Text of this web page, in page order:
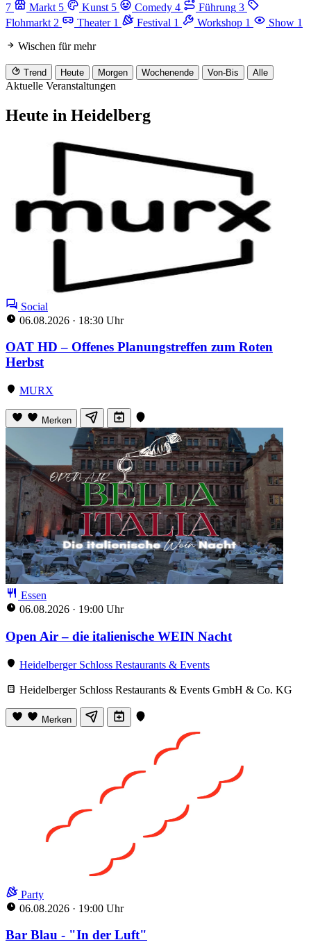
7
Markt 5 Kunst 5 Comedy 4 Führung 3
Flohmarkt 2 Theater 1 Festival 1 Workshop 1 Show 1
Wischen für mehr
Trend Heute Morgen Wochenende Von-Bis Alle
Aktuelle Veranstaltungen
Heute in Heidelberg
Social
06.08.2026 · 18:30 Uhr
OAT HD – Offenes Planungstreffen zum Roten
Herbst
MURX
Merken
Essen
06.08.2026 · 19:00 Uhr
Open Air – die italienische WEIN Nacht
Heidelberger Schloss Restaurants & Events
Heidelberger Schloss Restaurants & Events GmbH & Co. KG
Merken
Party
06.08.2026 · 19:00 Uhr
Bar Blau - "In der Luft"